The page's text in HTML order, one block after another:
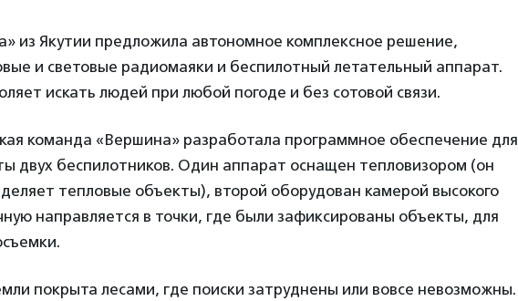
из Якутии предложила автономное комплексное решение,
и световые радиомаяки и беспилотный летательный аппарат.
искать людей при любой погоде и без сотовой связи.
команда «Вершина» разработала программное обеспечение для
двух беспилотников. Один аппарат оснащен тепловизором (он
тепловые объекты), второй оборудован камерой высокого
направляется в точки, где были зафиксированы объекты, для
покрыта лесами, где поиски затруднены или вовсе невозможны.